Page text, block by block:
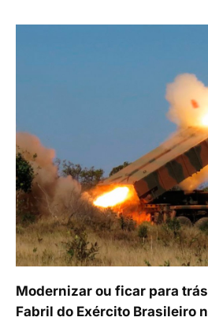
Modernizar ou ficar para
Fabril do Exército Brasileiro